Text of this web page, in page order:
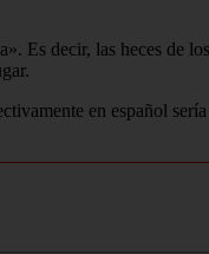
Es decir, las heces de
en español